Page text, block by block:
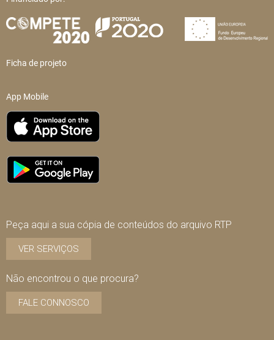
Ficha de projeto
App Mobile
Peça aqui a sua cópia de conteúdos do arquivo RTP
VER SERVIÇOS
Não encontrou o que procura?
FALE CONNOSCO